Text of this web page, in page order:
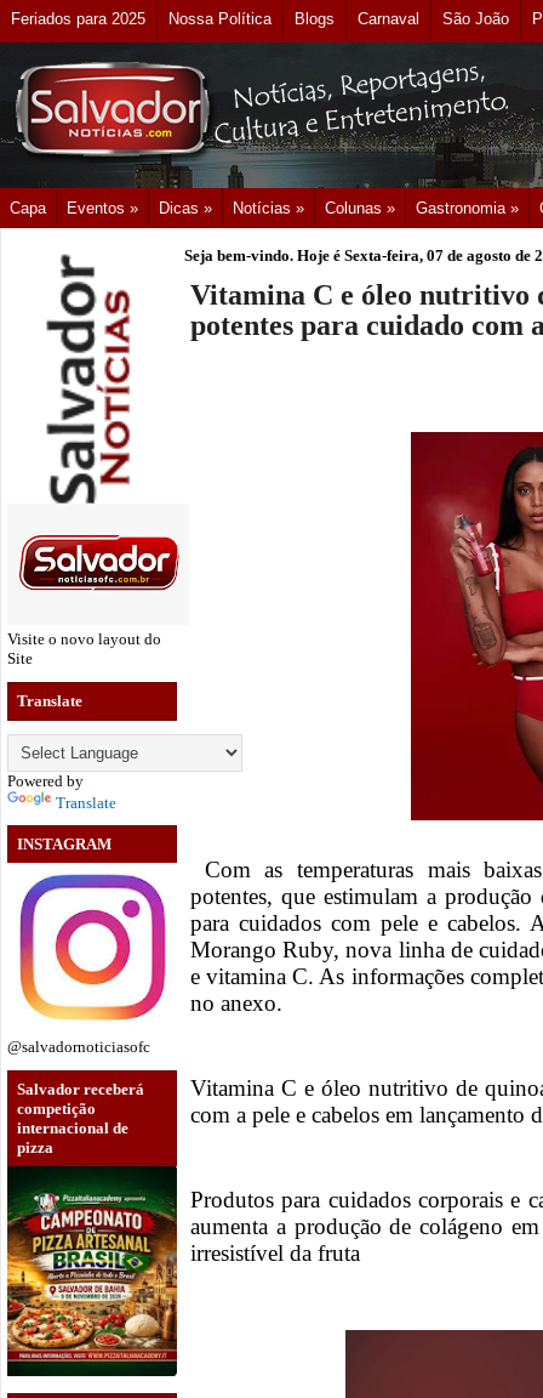
Feriados para 2025 Nossa Política Blogs Carnaval São João
Capa Eventos » Dicas » Notícias » Colunas » Gastronomia »
Visite o novo layout do
Site
Translate
Powered by
Translate
INSTAGRAM
@salvadornoticiasofc
Salvador receberá
competição
internacional de
pizza
Seja bem-vindo. Hoje é Sexta-feira, 07 de agosto de
Vitamina C e óleo nutritivo
potentes para cuidado com
Com as temperaturas mais
potentes, que estimulam a
para cuidados com pele e cabelos.
Morango Ruby, nova linha de
e vitamina C. As informações
no anexo.
Vitamina C e óleo nutritivo de
com a pele e cabelos em lançamento
Produtos para cuidados corporais e
aumenta a produção de colágeno
irresistível da fruta